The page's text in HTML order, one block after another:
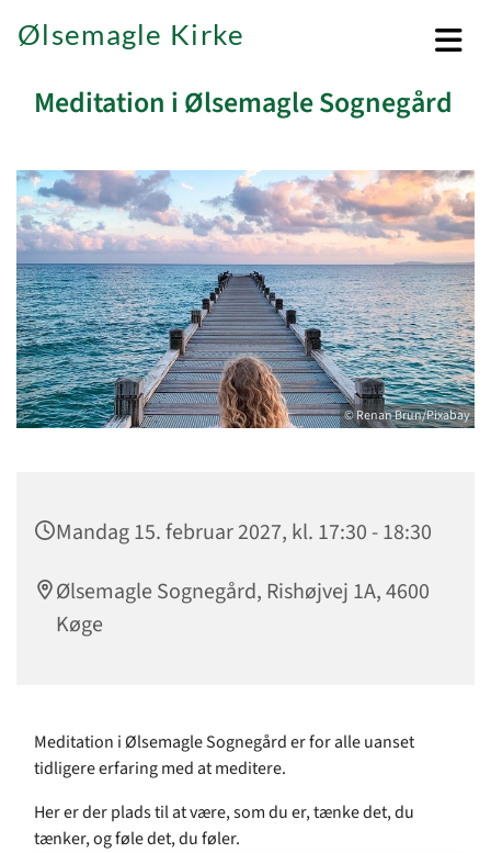
Ølsemagle Kirke
Meditation i Ølsemagle Sognegård
© Renan Brun/Pixabay
Mandag 15. februar 2027, kl. 17:30 - 18:30
Ølsemagle Sognegård, Rishøjvej 1A, 4600
Køge
Meditation i Ølsemagle Sognegård er for alle uanset
tidligere erfaring med at meditere.
Her er der plads til at være, som du er, tænke det, du
tænker, og føle det, du føler.